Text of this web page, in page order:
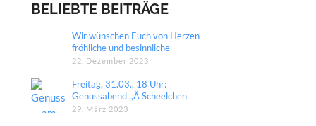
BELIEBTE BEITRÄGE
Wir wünschen Euch von Herzen
fröhliche und besinnliche
Weihnachten.
22. Dezember 2023
Freitag, 31.03., 18 Uhr:
Genussabend ,,Ä Scheelchen
Heeßer“ in unser Manufaktur
29. März 2023